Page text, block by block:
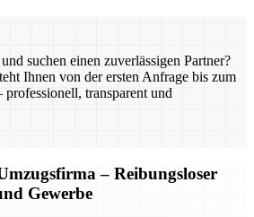
suchen einen zuverlässigen Partner?
Ihnen von der ersten Anfrage bis zum
transparent und
– Reibungsloser
Gewerbe